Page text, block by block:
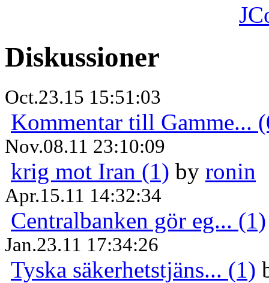
Diskussioner
Oct.23.15 15:51:03
Kommentar till Gamme...
Nov.08.11 23:10:09
krig mot Iran (1) by ronin
Apr.15.11 14:32:34
Centralbanken gör eg... (1)
Jan.23.11 17:34:26
Tyska säkerhetstjäns... (1)